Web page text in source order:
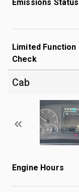
Emissions Status
Limited Function
Check
Cab
Engine Hours